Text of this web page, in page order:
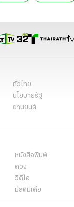
ทั่วไทย
นโยบายรัฐ
ยานยนต์
หนังสือพิมพ์
ดวง
วิดีโอ
มัลติมีเดีย